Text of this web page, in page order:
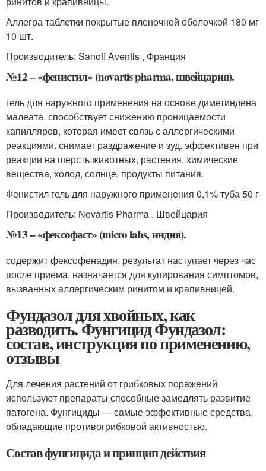
Аллегра таблетки покрытые пленочной оболочкой 180 мг
10 шт.
Производитель: Sanofi Aventis , Франция
№12 – «фенистил» (novartis pharma, швейцария).
гель для наружного применения на основе диметиндена
малеата. способствует снижению проницаемости
капилляров, которая имеет связь с аллергическими
реакциями. снимает раздражение и зуд. эффективен при
реакции на шерсть животных, растения, химические
вещества, холод, солнце, продукты питания.
Фенистил гель для наружного применения 0,1% туба 50 г
Производитель: Novartis Pharma , Швейцария
№13 – «фексофаст» (micro labs, индия).
содержит фексофенадин. результат наступает через час
после приема. назначается для купирования симптомов,
вызванных аллергическим ринитом и крапивницей.
Фундазол для хвойных, как
разводить. Фунгицид Фундазол:
состав, инструкция по применению,
отзывы
Для лечения растений от грибковых поражений
используют препараты способные замедлять развитие
патогена. Фунгициды — самые эффективные средства,
обладающие противогрибковой активностью.
Состав фунгицида и принцип действия